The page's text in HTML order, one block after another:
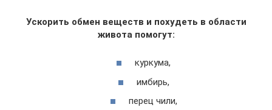
Ускорить обмен веществ и похудеть в области
живота помогут:
куркума,
имбирь,
перец чили,